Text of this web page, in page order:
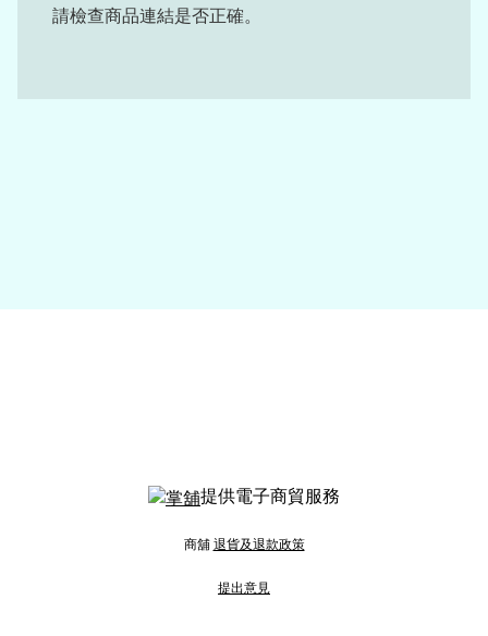
請檢查商品連結是否正確。
提供電子商貿服務
商舖 退貨及退款政策
提出意見